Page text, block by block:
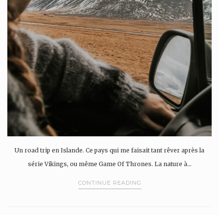
Un road trip en Islande. Ce pays qui me faisait tant rêver après la
série Vikings, ou même Game Of Thrones. La nature à…
CONTINUE READING